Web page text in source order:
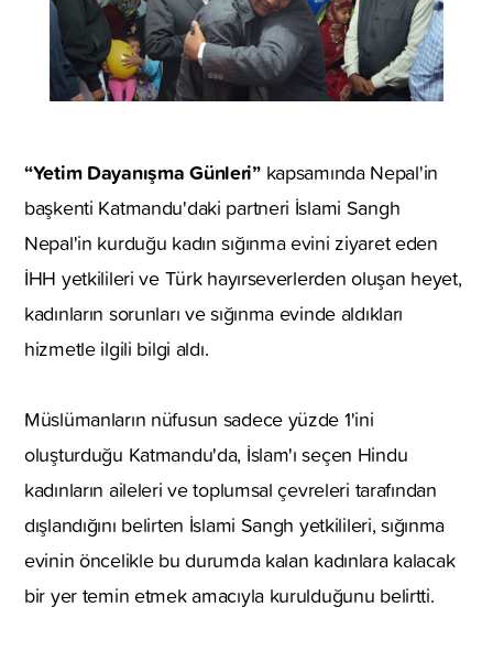
“Yetim Dayanışma Günleri”kapsamında Nepal'in
başkenti Katmandu'daki partneri İslami Sangh
Nepal'in kurduğu kadın sığınma evini ziyaret eden
İHH yetkilileri ve Türk hayırseverlerden oluşan heyet,
kadınların sorunları ve sığınma evinde aldıkları
hizmetle ilgili bilgi aldı.
Müslümanların nüfusun sadece yüzde 1'ini
oluşturduğu Katmandu'da, İslam'ı seçen Hindu
kadınların aileleri ve toplumsal çevreleri tarafından
dışlandığını belirten İslami Sangh yetkilileri, sığınma
evinin öncelikle bu durumda kalan kadınlara kalacak
bir yer temin etmek amacıyla kurulduğunu belirtti.